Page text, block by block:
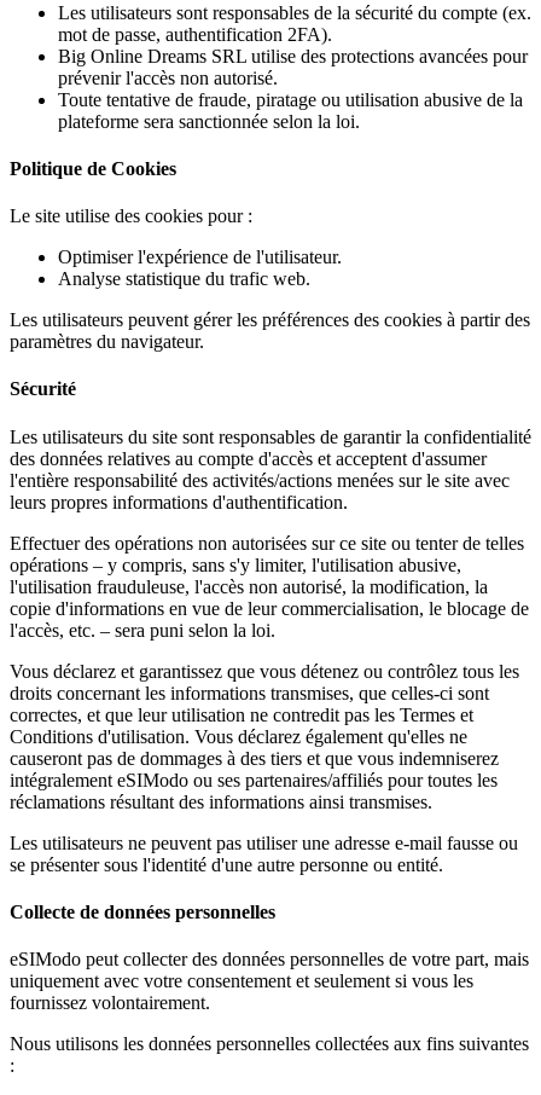
Les utilisateurs sont responsables de la sécurité du compte (ex.
mot de passe, authentification 2FA).
Big Online Dreams SRL utilise des protections avancées pour
prévenir l'accès non autorisé.
Toute tentative de fraude, piratage ou utilisation abusive de la
plateforme sera sanctionnée selon la loi.
Politique de Cookies
Le site utilise des cookies pour :
Optimiser l'expérience de l'utilisateur.
Analyse statistique du trafic web.
Les utilisateurs peuvent gérer les préférences des cookies à partir des
paramètres du navigateur.
Sécurité
Les utilisateurs du site sont responsables de garantir la confidentialité
des données relatives au compte d'accès et acceptent d'assumer
l'entière responsabilité des activités/actions menées sur le site avec
leurs propres informations d'authentification.
Effectuer des opérations non autorisées sur ce site ou tenter de telles
opérations – y compris, sans s'y limiter, l'utilisation abusive,
l'utilisation frauduleuse, l'accès non autorisé, la modification, la
copie d'informations en vue de leur commercialisation, le blocage de
l'accès, etc. – sera puni selon la loi.
Vous déclarez et garantissez que vous détenez ou contrôlez tous les
droits concernant les informations transmises, que celles-ci sont
correctes, et que leur utilisation ne contredit pas les Termes et
Conditions d'utilisation. Vous déclarez également qu'elles ne
causeront pas de dommages à des tiers et que vous indemniserez
intégralement eSIModo ou ses partenaires/affiliés pour toutes les
réclamations résultant des informations ainsi transmises.
Les utilisateurs ne peuvent pas utiliser une adresse e-mail fausse ou
se présenter sous l'identité d'une autre personne ou entité.
Collecte de données personnelles
eSIModo peut collecter des données personnelles de votre part, mais
uniquement avec votre consentement et seulement si vous les
fournissez volontairement.
Nous utilisons les données personnelles collectées aux fins suivantes
: